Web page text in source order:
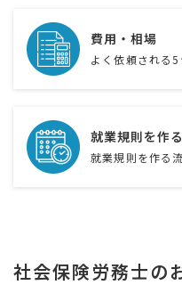
費用・相場
よく依頼される
就業規則を作
就業規則を作る
社会保険労務士の